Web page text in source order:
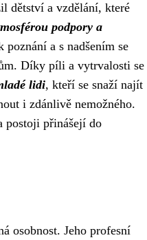
dětství a vzdělání, které
podpory a
a s nadšením se
Díky píli a vytrvalosti se
lidi, kteří se snaží najít
i zdánlivě nemožného.
postoji přinášejí do
osobnost. Jeho profesní